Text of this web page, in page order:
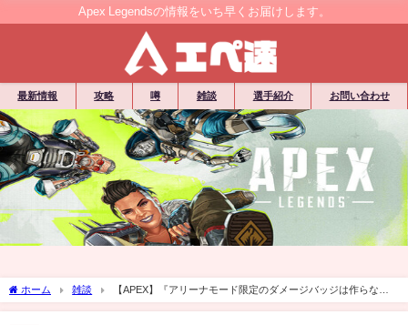
Apex Legendsの情報をいち早くお届けします。
最新情報 攻略 噂 雑談 選手紹介 お問い合わせ
ホーム 雑談
【APEX】『アリーナモード限定のダメージバッジは作らない
の？』という質問に対する開発者の回答